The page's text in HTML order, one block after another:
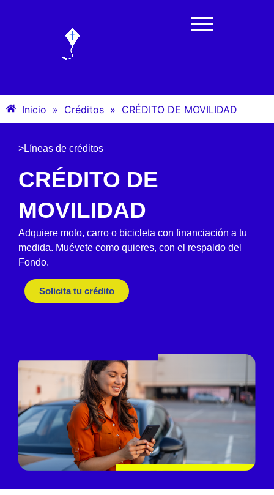
Inicio » Créditos » CRÉDITO DE MOVILIDAD
>Líneas de créditos
CRÉDITO DE
MOVILIDAD
Adquiere moto, carro o bicicleta con financiación a tu
medida. Muévete como quieres, con el respaldo del
Fondo.
Solicita tu crédito